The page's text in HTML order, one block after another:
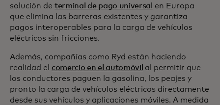
solución de terminal de pago universal
en Europa
que elimina las barreras existentes y garantiza
pagos interoperables para la carga de vehículos
eléctricos sin fricciones.
Además, compañías como Ryd están haciendo
realidad el comercio en el automóvil al permitir que
los conductores paguen la gasolina, los peajes y
pronto la carga de vehículos eléctricos directamente
desde sus vehículos y aplicaciones móviles. A medida